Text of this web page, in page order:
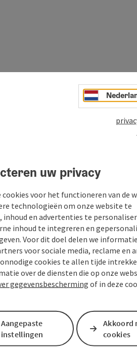
Bijdrage printen
uw privacy
voor het functioneren van de
technologieën om onze website te
en advertenties te
inhoud te integreren en
Voor dit doel delen we
voor sociale media, reclame en
cookies te allen tijde
over de diensten die op onze
gegevensbescherming of in deze
Aangepaste
instellingen
Akkoord
cookies